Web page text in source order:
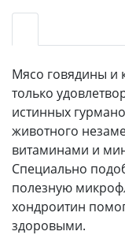
Мясо говядины и
только
истинных
животного
витаминами и
Специально
полезную
хондроитин
здоровыми.